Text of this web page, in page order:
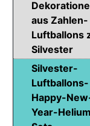
aus Zahlen-
Luftballons
Silvester
Silvester-
Luftballons-
Happy-
Year-